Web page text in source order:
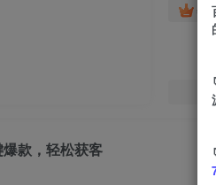
年
爆款，轻松获客